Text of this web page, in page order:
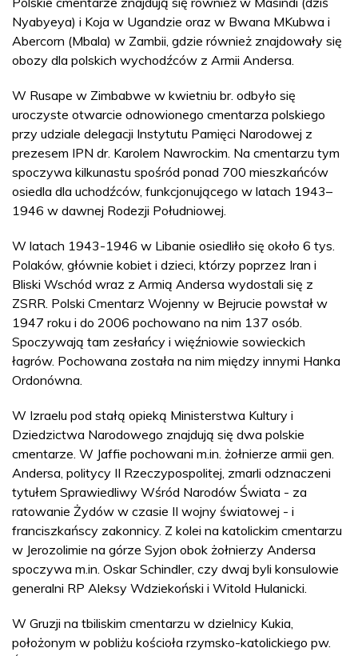
Nyabyeya) i Koja w Ugandzie oraz w Bwana MKubwa i
Abercorn (Mbala) w Zambii, gdzie również znajdowały się
obozy dla polskich wychodźców z Armii Andersa.
W Rusape w Zimbabwe w kwietniu br. odbyło się
uroczyste otwarcie odnowionego cmentarza polskiego
przy udziale delegacji Instytutu Pamięci Narodowej z
prezesem IPN dr. Karolem Nawrockim. Na cmentarzu tym
spoczywa kilkunastu spośród ponad 700 mieszkańców
osiedla dla uchodźców, funkcjonującego w latach 1943–
1946 w dawnej Rodezji Południowej.
W latach 1943-1946 w Libanie osiedliło się około 6 tys.
Polaków, głównie kobiet i dzieci, którzy poprzez Iran i
Bliski Wschód wraz z Armią Andersa wydostali się z
ZSRR. Polski Cmentarz Wojenny w Bejrucie powstał w
1947 roku i do 2006 pochowano na nim 137 osób.
Spoczywają tam zesłańcy i więźniowie sowieckich
łagrów. Pochowana została na nim między innymi Hanka
Ordonówna.
W Izraelu pod stałą opieką Ministerstwa Kultury i
Dziedzictwa Narodowego znajdują się dwa polskie
cmentarze. W Jaffie pochowani m.in. żołnierze armii gen.
Andersa, politycy II Rzeczypospolitej, zmarli odznaczeni
tytułem Sprawiedliwy Wśród Narodów Świata - za
ratowanie Żydów w czasie II wojny światowej - i
franciszkańscy zakonnicy. Z kolei na katolickim cmentarzu
w Jerozolimie na górze Syjon obok żołnierzy Andersa
spoczywa m.in. Oskar Schindler, czy dwaj byli konsulowie
generalni RP Aleksy Wdziekoński i Witold Hulanicki.
W Gruzji na tbiliskim cmentarzu w dzielnicy Kukia,
położonym w pobliżu kościoła rzymsko-katolickiego pw.